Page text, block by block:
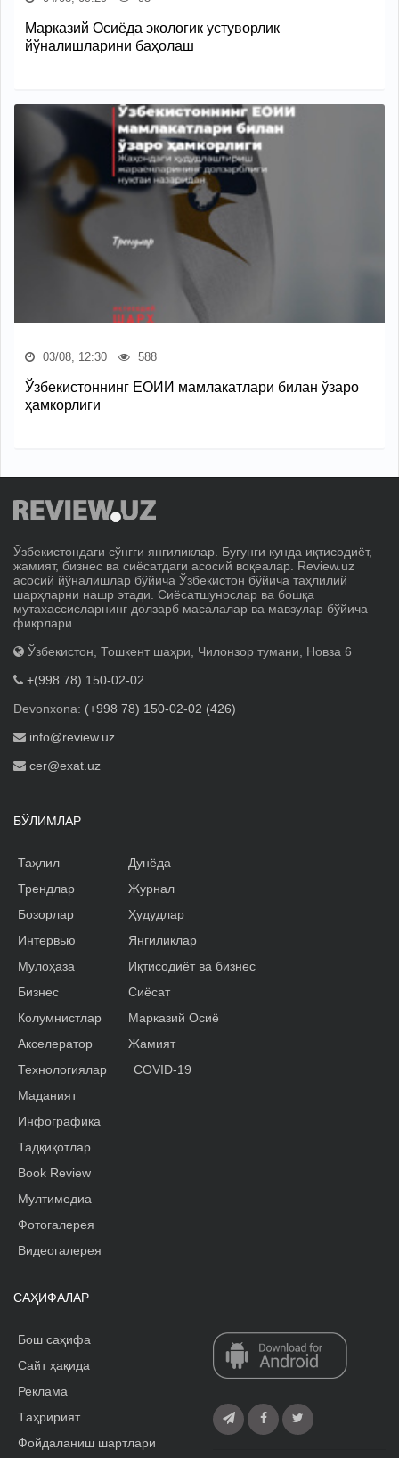
Марказий Осиёда экологик устуворлик
йўналишларини баҳолаш
03/08, 12:30 588
Ўзбекистоннинг ЕОИИ мамлакатлари билан ўзаро
ҳамкорлиги
Ўзбекистондаги сўнгги янгиликлар. Бугунги кунда иқтисодиёт,
жамият, бизнес ва сиёсатдаги асосий воқеалар. Review.uz
асосий йўналишлар бўйича Ўзбекистон бўйича таҳлилий
шарҳларни нашр этади. Сиёсатшунослар ва бошқа
мутахассисларнинг долзарб масалалар ва мавзулар бўйича
фикрлари.
Ўзбекистон, Тошкент шаҳри, Чилонзор тумани, Новза 6
+(998 78) 150-02-02
Devonxona: (+998 78) 150-02-02 (426)
info@review.uz
cer@exat.uz
БЎЛИМЛАР
Таҳлил
Трендлар
Бозорлар
Интервью
Мулоҳаза
Бизнес
Колумнистлар
Акселератор
Дунёда
Журнал
Ҳудудлар
Янгиликлар
Иқтисодиёт ва бизнес
Сиёсат
Марказий Осиё
Жамият
Технологиялар
Маданият
Инфографика
Тадқиқотлар
Book Review
Мултимедиа
Фотогалерея
Видеогалерея
COVID-19
САҲИФАЛАР
Бош саҳифа
Сайт ҳақида
Реклама
Tаҳририят
Фойдаланиш шартлари